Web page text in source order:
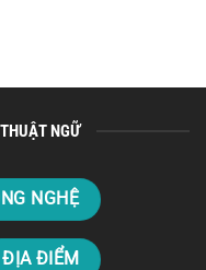
NGỮ
NGHỆ
ĐỊA ĐIỂM